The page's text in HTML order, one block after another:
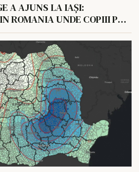
A AJUNS LA IAȘI:
ROMANIA UNDE COPIII POT